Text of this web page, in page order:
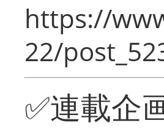
https://
22/
✅連載企